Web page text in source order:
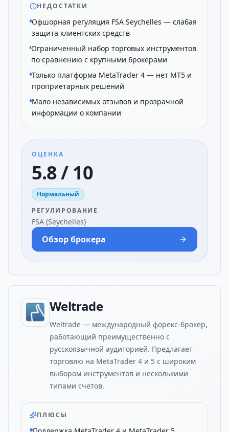
НЕДОСТАТКИ
Офшорная регуляция FSA Seychelles — слабая
защита клиентских средств
Ограниченный набор торговых инструментов
по сравнению с крупными брокерами
Только платформа MetaTrader 4 — нет MT5 и
проприетарных решений
Мало независимых отзывов и прозрачной
информации о компании
ОЦЕНКА
5.8 / 10
Нормальный
РЕГУЛИРОВАНИЕ
FSA (Seychelles)
Обзор брокера
Weltrade
Weltrade — международный форекс-брокер,
работающий преимущественно с
русскоязычной аудиторией. Предлагает
торговлю на MetaTrader 4 и 5 с широким
выбором инструментов и несколькими
типами счетов.
ПЛЮСЫ